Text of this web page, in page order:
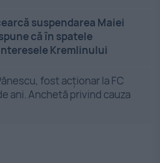
suspendarea Maiei
că în spatele
Kremlinului
fost acționar la FC
ani. Anchetă privind cauza